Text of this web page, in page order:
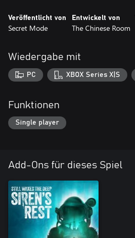
Veröffentlicht von
Secret Mode
Entwickelt von
The Chinese Room
Wiedergabe mit
PC XBOX Series X|S
Funktionen
Single player
Add-Ons für dieses Spiel